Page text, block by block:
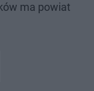
ma powiat